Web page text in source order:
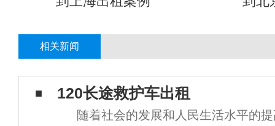
相关新闻
120长途救护车出租
随着社会的发展和人民生活水平的提